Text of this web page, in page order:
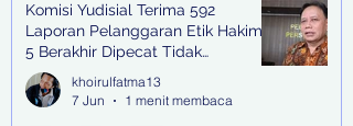
Komisi Yudisial Terima 592
Laporan Pelanggaran Etik Hakim,
5 Berakhir Dipecat Tidak
Terhormat
khoirulfatma13
7 Jun
1 menit membaca